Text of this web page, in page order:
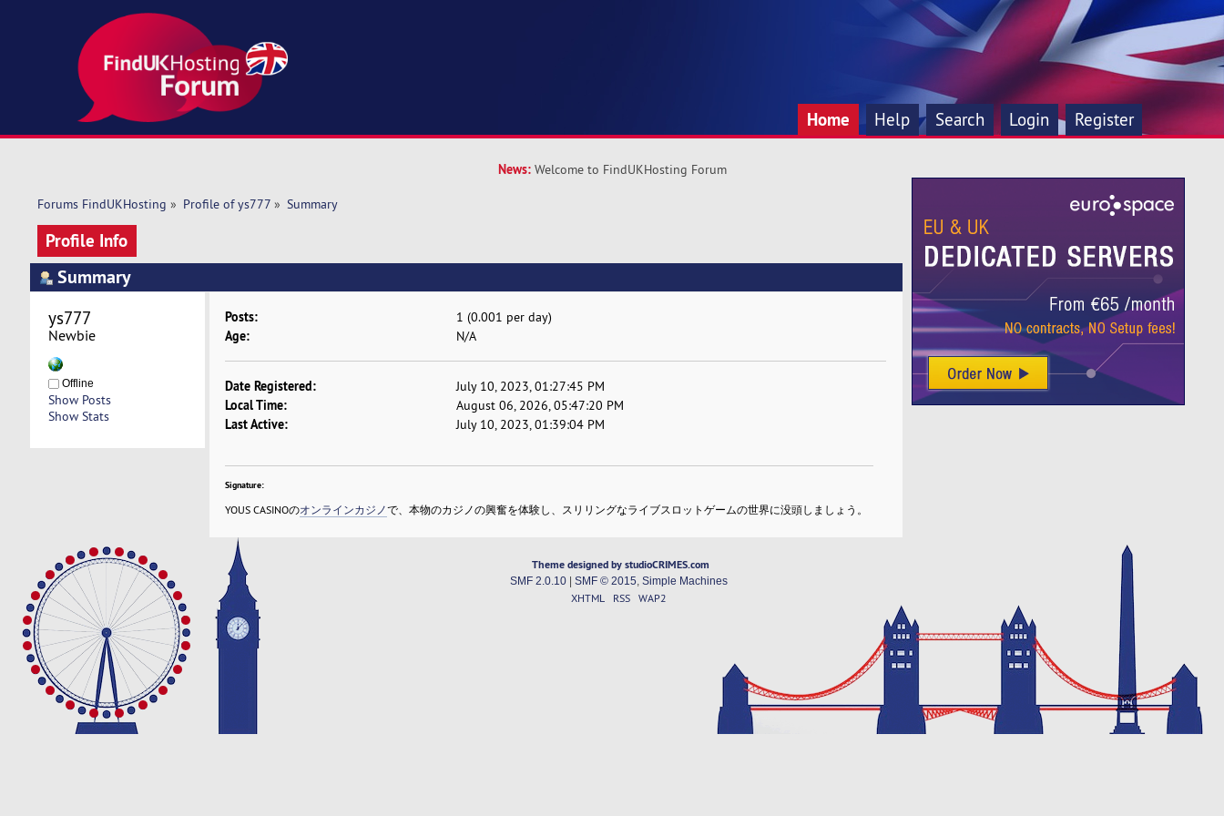
Home Help Search Login Register
News: Welcome to FindUKHosting Forum
Forums FindUKHosting » Profile of ys777» Summary
Profile Info
Summary
ys777
Newbie
Offline
Show Posts
Show Stats
Posts: 1 (0.001 per day)
Age: N/A
Date Registered: July 10, 2023, 01:27:45 PM
Local Time: August 06, 2026, 05:47:20 PM
Last Active: July 10, 2023, 01:39:04 PM
Signature:
YOUS CASINOのオンラインカジノで、本物のカジノの興奮を体験し、スリリングなライブスロットゲームの世界に没頭しましょう。
Theme designed by studioCRIMES.com
SMF 2.0.10| SMF © 2015 Simple Machines
XHTML RSS WAP2